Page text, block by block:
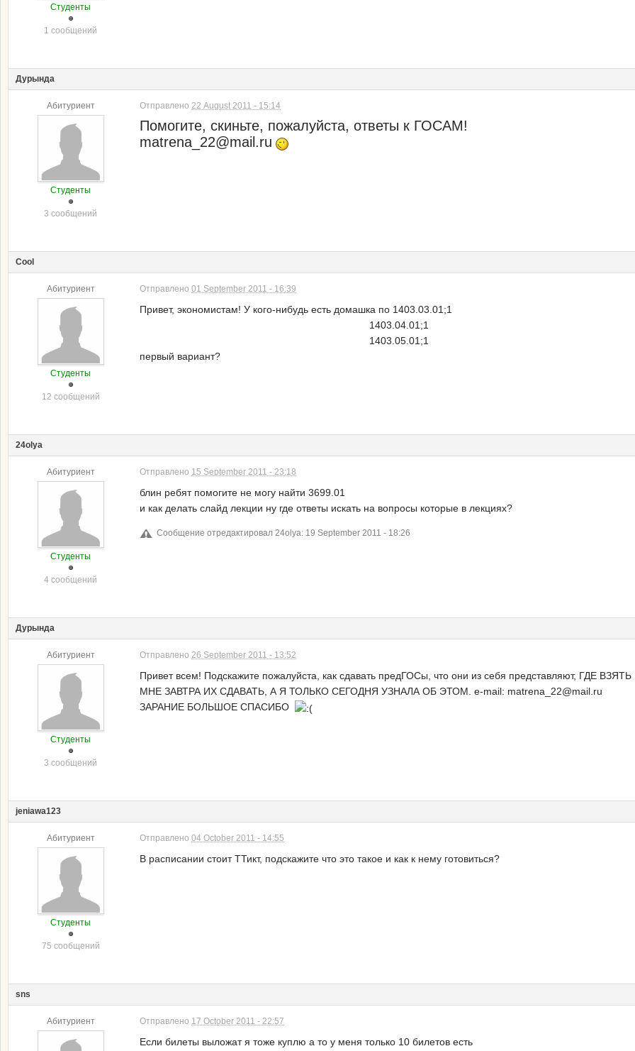
Студенты
1 сообщений
Дурында
Абитуриент
Студенты
3 сообщений
Отправлено 22 August 2011 - 15:14
Помогите, скиньте, пожалуйста, ответы к ГОСАМ!
matrena_22@mail.ru
Cool
Абитуриент
Студенты
12 сообщений
Отправлено 01 September 2011 - 16:39
Привет, экономистам! У кого-нибудь есть домашка по 1403.03.01;1
1403.04.01;1
1403.05.01;1
первый вариант?
24olya
Абитуриент
Студенты
4 сообщений
Отправлено 15 September 2011 - 23:18
блин ребят помогите не могу найти 3699.01
и как делать слайд лекции ну где ответы искать на вопросы которые в лекциях?
Сообщение отредактировал 24olya: 19 September 2011 - 18:26
Дурында
Абитуриент
Студенты
3 сообщений
Отправлено 26 September 2011 - 13:52
Привет всем! Подскажите пожалуйста, как сдавать предГОСы, что они из себя представляют, ГДЕ
МНЕ ЗАВТРА ИХ СДАВАТЬ, А Я ТОЛЬКО СЕГОДНЯ УЗНАЛА ОБ ЭТОМ. e-mail: matrena_22@mail.ru
ЗАРАНИЕ БОЛЬШОЕ СПАСИБО
jeniawa123
Абитуриент
Студенты
75 сообщений
Отправлено 04 October 2011 - 14:55
В расписании стоит ТТикт, подскажите что это такое и как к нему готовиться?
sns
Абитуриент Отправлено 17 October 2011 - 22:57
Если билеты выложат я тоже куплю а то у меня только 10 билетов есть